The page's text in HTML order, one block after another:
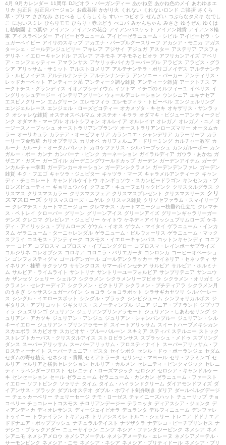
4月 9月カレンダー 11周年 DJビオラ・バーガンディー あかね空 あかね色のメイ
あわゆきエ
リカ お正月 お正月バージョン お歳暮用 かがり火 くれない くれないロンド ご挨拶 さくら
草・プリマ さざなみ さにべる しくらしくら すい～つビオラ ぜんざい つぶらなタヌキ なでし
こ
においスミレ ひらりモモ ひらり・赤ぶどう べコパ みかんちゃん みさき ゆうぜん
ゆくは
し植物園
よつ葉や アイアン アイアンの花台 アイアンバスケット アイアン雑貨 アイアン３輪
車 アイスラベンダー アイビーゼラニューム アイビーゼラニューム・シビル アイビーゼラ・シ
ュガーベイビー アイリのスキップ アカエナ・パープルグースリーフ アカシア・モニカ アガス
ターシェ・ゴールデンジュビリー アキレア アジサイ アジュガ アスター アステリア アスフォ
デリネ・イエローキャンドル アズレア アネモネ アネモネとビオラ アフリカンアイズ アベリ
ア・コンフェッティー アマランサス アヤリッチバイカラーパープル アラビス
アラビス・グラ
シア アリッサム・サミット アルストロメリア アルテナンテラ・ポリゴノイデス
アルテナンテ
ラ・ルビノイデス
アルテルナンテラ アルテンナンテラ アンソニー・パーカー アンティリス・
レッドカーペット
アンティーク系 アンティーク調な雑貨 アンティーク雑貨 アークトチス
ア
ークトチス・グランディス
イオノプシディウム イソトマ イチゴのミルフィーユ イベリス
イ
ングリッシュデージー インテリアグリーン ウォールデコレーション ウンシニア エキナセア
エスピノグリーン エムグリーン エレモフィラ エレモフィラ・トビーベル エンジェルリング
エンジェルレース
エンジェル・ローズピコティー オカメヅタ・キセキ オキザリス・サンラッ
ク
オシャレな雑貨 オステオスペルマム オステオ・キララ
オダマキ・ビジューアンティークピ
ンク
オダマキ・マーブル オルトシフォン オルレイア オルレイヤ オレガノ オレガノ・ユノ
オ
ージースノーブッシュ
オーストラリアンプランツ オーストラリアンローズマリー オータムカ
ラー オーリキュラ カラテア・オービフォリア カランコエ・シャンデリア カラーリーフ カラ
ーリーフ金魚草 カリオプテリス カリオペ カリフォルニア・ドリーミング カルチャー教室 カ
ルーナ カルーナ・オータムパレット カロケファリス・シルバーブッシュ カンガルーポー カン
ガルー・ポー カンナ カンパーナ・ピンク カーネーション ガイラルディア ガウラ・あかね ガ
ザニア・ガズー ガーゴイル ガーデニングワールドカップ ガーデン ガーデンアイテム ガーデ
ンカルチャー幸田
ガーデンカーネーション ガーデンシクラメン ガーデンデンファレ ガーデン
雑貨 キク・フエゴ キャツラ・ジュピター キャツラ・マーズ キャラメルアンティーク
キャン
ディ・チョコレート
キャンドルケイトウ キンギョソウ・スカンピードラゴン キンセンカ・ブ
ロンズビューティー ギョリュウバイ クフェア・キューフェリックピンク クリスタルグラス
ク
リスマス
クリスマスカラー クリスマスフェア クリスマスプレゼント クリスマスリース
クリ
スマスローズ クリスマスローズ・ニゲル クリスマス雑貨 クリソセファラム・スマイリープ
ー クレマチス・カートマニージョー クレマチス・カートマニージョー枝垂れ仕立て クレマチ
ス・ペトレイ
クローバー グリーン グリーンアイス グリーンアイズ グリーンギャラリーガー
デンズ グレコマ グレビレア・ジュビリー ケイトウ ケネディアイリッシュプリムローズ ケネ
ディ・アイリッシュ・プリムローズ ゲウム・イオス ゲウム・マイタイ ゲラニューム・インカ
ヌム ゲラニューム・ターニャレンダル ゲラニューム・ビルウォーリス ゲラニューム・マック
スフライ
コスモス・アンティーク コスモス・イエローキャンパス コットンキャンディ
コニフ
ァー
コピア コプロスマ コプロスマ・イブニンググロー
コプロスマ・レインボーサプライズ
コルジリネ
コレオプシス コロキア コロニラ・バリエガータ コンロンカ
コーヒーオベーショ
ン ゴンフォスティグマ ゴールデンガール ゴールデンクラッカー サイネリア・セネッティ サ
イネリア・桂華 サクラソウ サザンクロス サマーポインセチア サルビア サルビア・ホルミナ
ム サルビア・ライムライト サントリナ サントリーユーフォルビア サンブリテニア サンユウ
カ ザンセツ シェリー シェルフ シクラメン シクラメンリーフビオラ シクラメン・オリガミ
シ
クラメン・セレナーディア シクラメン・ビクトリア シクラメン・プチティアラ
シクラメン月
のうさぎ シッサスシュガーバイン ショコラ ショコラポット シラサギカヤツリ
シルバーレー
ス
シングル・イエロースポット シングル・ブラック シンビジューム シンフォリカルポス
ジ
ギタリス・アプリコット
ジギタリス・スノーティンプル ジニア ジニア・プチランド ジプソフ
ィラ
ジュズサンゴ ジュリアン ジュリアンプリンアラモード ジュリアン・しあわせリング ジ
ュリアン・アカツキ ジュリアン・アンジュ ジュリアン・シャンパンブルー ジュリアン・シル
キーイエロー ジュリアン・プリンアラモード スイートアリッサム
スイートハーブメキシカン
スカエボラ
スカビオサ スカビオサ・ブルーバルーン スキミア スティパ ステルニー
ストック
ストレプトカーパス・クリスタルアイス
ストロビランサス スプラッシュ・メドゥ
スプリング
ダンス
スーパーアリッサム スーパーアリッサム・フロスティナイト
スーパーアリッサム・フ
ロスティーナイト
スーパーチュニア・ビスタ セイシボク セシル・ドゥ・ボーランジェ
セダム
セダムの寄せ植え
セネシオ・貴鳳 セミアトラータ セリンセ・マヨール セリ・フラミンゴ セ
ルリア セルリアと横浜セレクション セルリア・カルメン セレニティ・ピンクマジック
セレニ
ティ・ラベンダーフロスト
セレニティ・ローズマジック セロシア セロシア・キャンドルケー
キ センセーション セール ゼラニューム ゼラニューム・カンカン ゼラニューム・ファースト
イエロー ソフトピンク ソラリナ タイム タイム・ハイランドクリーム ダイアモンドフィズ ダ
イアンサス・ブラック
ダブルオステオ ダブル・ホワイト剣弁咲き ダリア ダールベルグデージ
ー チェッカーベリー チェリーセージ チモ・ローゼス チャイニーズハット チューリップ チョ
コベリー チョコレートコスモス チロリアンデージー テラコッタ ディアスシア・ジェンタ
デ
ィアンディカ ディオレサンス ディージェイビオラ デュランタ デルフィニューム デンファレ
トゥイニー
トウテイラン トキアカネ トリアシスミレ トルコ・シェリー トレニア
ドドナエア
ドドナエア・ポップブッシュ
ナチュラルテイスト ナツザクラ ナデシコ・ピーチプリンセス ナ
デシコ・ブラックアダー
ニューサイラン ニンフ ネシア・ファンタジーピンク ネメシア ネメ
シアニモ ネメシアメロウ ネメシアメーテル ネメシアメーテル・エレーヌ
ネメシアメーテル・
サーモンピンク
ネメシア・ニモ ネメシア・ネシア ネメシア・プリティドール ネメシア・プリ